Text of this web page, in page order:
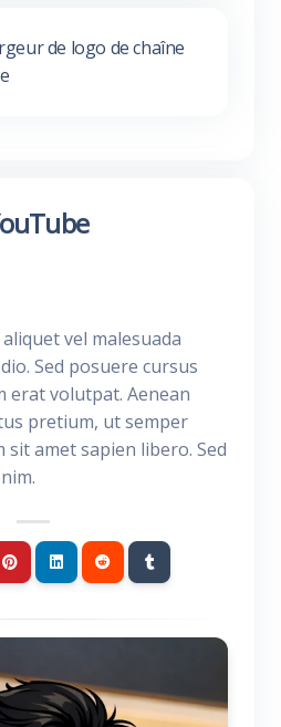
de logo de chaîne
vel malesuada
Sed posuere cursus
erat volutpat. Aenean
pretium, ut semper
sit amet sapien libero. Sed